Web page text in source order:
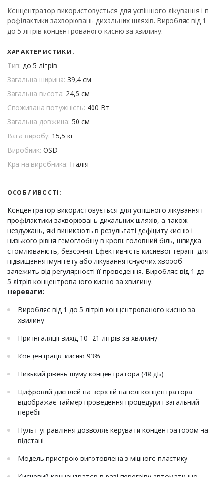
Концентратор використовується для успішного лікування і п
рофілактики захворювань дихальних шляхів. Виробляє від 1
до 5 літрів концентрованого кисню за хвилину.
ХАРАКТЕРИСТИКИ:
Тип: до 5 літрів
Загальна ширина: 39,4 см
Загальна висота: 24,5 см
Споживана потужність: 400 Вт
Загальна довжина: 50 см
Вага виробу: 15,5 кг
Виробник: OSD
Країна виробника: Італія
ОСОБЛИВОСТІ:
Концентратор використовується для успішного лікування і
профілактики захворювань дихальних шляхів, а також
нездужань, які виникають в результаті дефіциту кисню і
низького рівня гемоглобіну в крові: головний біль, швидка
стомлюваність, безсоння. Ефективність кисневої терапії для
підвищення імунітету або лікування існуючих хвороб
залежить від регулярності її проведення. Виробляє від 1 до
5 літрів концентрованого кисню за хвилину.
Переваги:
Виробляє від 1 до 5 літрів концентрованого кисню за
хвилину
При інгаляції вихід 10- 21 літрів за хвилину
Концентрація кисню 93%
Низький рівень шуму концентратора (48 дБ)
Цифровий дисплей на верхній панелі концентратора
відображає таймер проведення процедури і загальний
перебіг
Пульт управління дозволяє керувати концентратором на
відстані
Модель пристрою виготовлена з міцного пластику